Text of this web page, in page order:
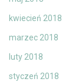
kwiecień 2018
marzec 2018
luty 2018
styczeń 2018